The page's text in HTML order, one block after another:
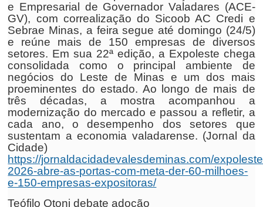
e Empresarial de Governador Valadares (ACE-
GV), com correalização do Sicoob AC Credi e
Sebrae Minas, a feira segue até domingo (24/5)
e reúne mais de 150 empresas de diversos
setores. Em sua 22ª edição, a Expoleste chega
consolidada como o principal ambiente de
negócios do Leste de Minas e um dos mais
proeminentes do estado. Ao longo de mais de
três décadas, a mostra acompanhou a
modernização do mercado e passou a refletir, a
cada ano, o desempenho dos setores que
sustentam a economia valadarense. (Jornal da
Cidade)
https://jornaldacidadevalesdeminas.com/
2026-abre-as-portas-com-meta-der-60-milhoes-
e-150-empresas-expositoras/
Teófilo Otoni debate adoção